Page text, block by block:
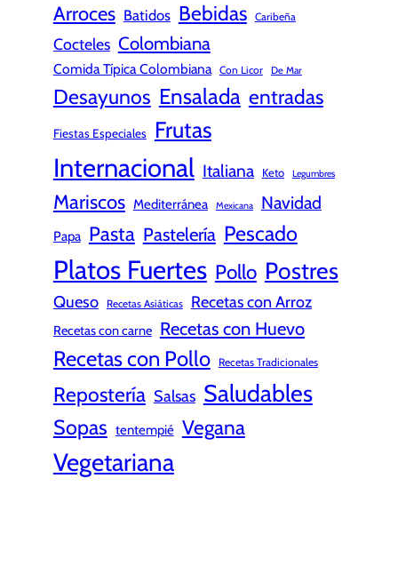
Arroces Batidos Bebidas Caribeña
Cocteles Colombiana
Comida Típica Colombiana Con Licor De Mar
Desayunos Ensalada entradas
Fiestas Especiales Frutas
Internacional Italiana Keto Legumbres
Mariscos Mediterránea Mexicana Navidad
Papa Pasta Pastelería Pescado
Platos Fuertes Pollo Postres
Queso Recetas Asiáticas Recetas con Arroz
Recetas con carne Recetas con Huevo
Recetas con Pollo Recetas Tradicionales
Repostería Salsas Saludables
Sopas tentempié Vegana
Vegetariana